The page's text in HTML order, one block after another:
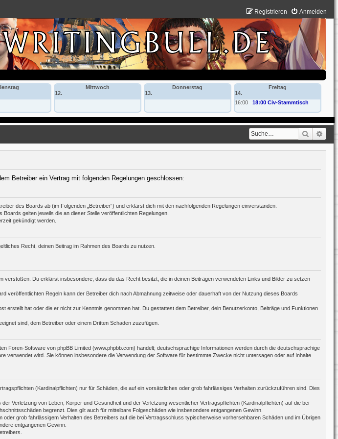
Anmelden
Registrieren
Mittwoch
12.
Donnerstag
13.
Freitag
14.
16:00
18:00 Civ-Stammtisch
Suche
Betreiber ein Vertrag mit folgenden Regelungen geschlossen:
des Boards ab (im Folgenden „Betreiber“) und erklärst dich mit den nachfolgenden Regelungen einverstanden.
gelten jeweils die an dieser Stelle veröffentlichten Regelungen.
gekündigt werden.
Recht, deinen Beitrag im Rahmen des Boards zu nutzen.
Du erklärst insbesondere, dass du das Recht besitzt, die in deinen Beiträgen verwendeten Links und Bilder zu setzen
Regeln kann der Betreiber dich nach Abmahnung zeitweise oder dauerhaft von der Nutzung dieses Boards
hat oder die er nicht zur Kenntnis genommen hat. Du gestattest dem Betreiber, dein Benutzerkonto, Beiträge und Funktionen
sind, dem Betreiber oder einem Dritten Schaden zuzufügen.
Foren-Software von phpBB Limited (www.phpbb.com) handelt; deutschsprachige Informationen werden durch die deutschsprachige
verwendet wird. Sie können insbesondere die Verwendung der Software für bestimmte Zwecke nicht untersagen oder auf Inhalte
(Kardinalpflichten) nur für Schäden, die auf ein vorsätzliches oder grob fahrlässiges Verhalten zurückzuführen sind. Dies
Verletzung von Leben, Körper und Gesundheit und der Verletzung wesentlicher Vertragspflichten (Kardinalpflichten) auf die bei
begrenzt. Dies gilt auch für mittelbare Folgeschäden wie insbesondere entgangenen Gewinn.
grob fahrlässigem Verhalten des Betreibers auf die bei Vertragsschluss typischerweise vorhersehbaren Schäden und im Übrigen
entgangenen Gewinn.